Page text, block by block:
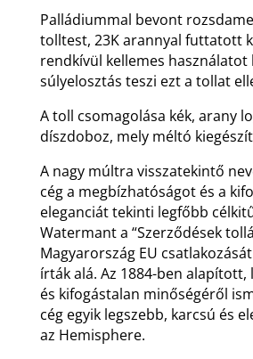
Palládiummal bevont
tolltest, 23K arannyal futtatott
rendkívül kellemes
súlyelosztás teszi ezt a tollat
A toll csomagolása kék, arany
díszdoboz, mely méltó
A nagy múltra visszatekintő
cég a megbízhatóságot és a
eleganciát tekinti legfőbb
Watermant a “Szerződések
Magyarország EU
írták alá. Az 1884-ben
és kifogástalan minőségéről
cég egyik legszebb, karcsú és
az Hemisphere.